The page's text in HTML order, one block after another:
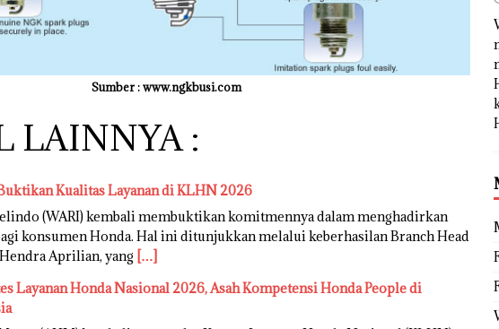
Sumber : www.ngkbusi.com
LAINNYA :
Kualitas Layanan di KLHN 2026
(WARI) kembali membuktikan komitmennya dalam menghadirkan
konsumen Honda. Hal ini ditunjukkan melalui keberhasilan Branch Head
Aprilian, yang […]
Layanan Honda Nasional 2026, Asah Kompetensi Honda People di